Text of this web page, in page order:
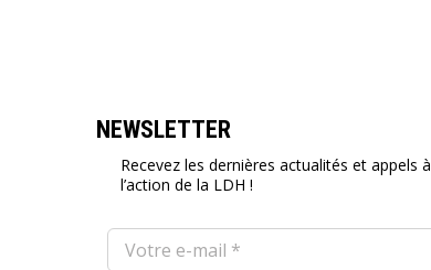
NEWSLETTER
Recevez les dernières actualités et appels à
l’action de la LDH !